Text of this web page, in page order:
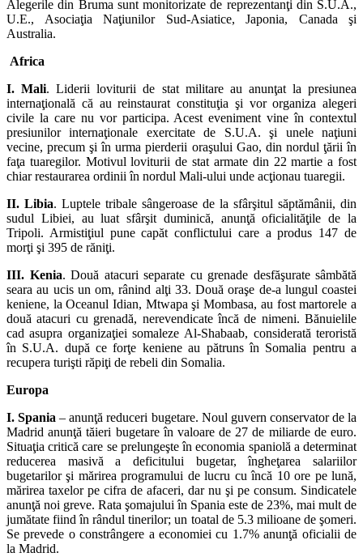
Alegerile din Bruma sunt monitorizate de reprezentanţi din S.U.A.,
U.E., Asociaţia Naţiunilor Sud-Asiatice, Japonia, Canada şi
Australia.
Africa
I. Mali. Liderii loviturii de stat militare au anunţat la presiunea
internaţională că au reinstaurat constituţia şi vor organiza alegeri
civile la care nu vor participa. Acest eveniment vine în contextul
presiunilor internaţionale exercitate de S.U.A. şi unele naţiuni
vecine, precum şi în urma pierderii oraşului Gao, din nordul ţării în
faţa tuaregilor. Motivul loviturii de stat armate din 22 martie a fost
chiar restaurarea ordinii în nordul Mali-ului unde acţionau tuaregii.
II. Libia. Luptele tribale sângeroase de la sfârşitul săptămânii, din
sudul Libiei, au luat sfârşit duminică, anunţă oficialităţile de la
Tripoli. Armistiţiul pune capăt conflictului care a produs 147 de
morţi şi 395 de răniţi.
III. Kenia. Două atacuri separate cu grenade desfăşurate sâmbătă
seara au ucis un om, rânind alţi 33. Două oraşe de-a lungul coastei
keniene, la Oceanul Idian, Mtwapa şi Mombasa, au fost martorele a
două atacuri cu grenadă, nerevendicate încă de nimeni. Bănuielile
cad asupra organizaţiei somaleze Al-Shabaab, considerată teroristă
în S.U.A. după ce forţe keniene au pătruns în Somalia pentru a
recupera turişti răpiţi de rebeli din Somalia.
Europa
I. Spania – anunţă reduceri bugetare. Noul guvern conservator de la
Madrid anunţă tăieri bugetare în valoare de 27 de miliarde de euro.
Situaţia critică care se prelungeşte în economia spaniolă a determinat
reducerea masivă a deficitului bugetar, îngheţarea salariilor
bugetarilor şi mărirea programului de lucru cu încă 10 ore pe lună,
mărirea taxelor pe cifra de afaceri, dar nu şi pe consum. Sindicatele
anunţă noi greve. Rata şomajului în Spania este de 23%, mai mult de
jumătate fiind în rândul tinerilor; un toatal de 5.3 milioane de şomeri.
Se prevede o constrângere a economiei cu 1.7% anunţă oficialii de
la Madrid.